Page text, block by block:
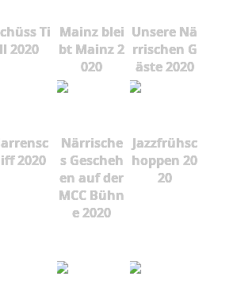
Ti
ll 2020
Mainz blei
bt Mainz 2
020
Unsere Nä
rrischen G
äste 2020
2020
Närrische
s Gescheh
en auf der
MCC Bühn
e 2020
Jazzfrühsc
hoppen 20
20